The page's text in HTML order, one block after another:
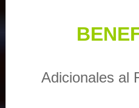
Adicionales al